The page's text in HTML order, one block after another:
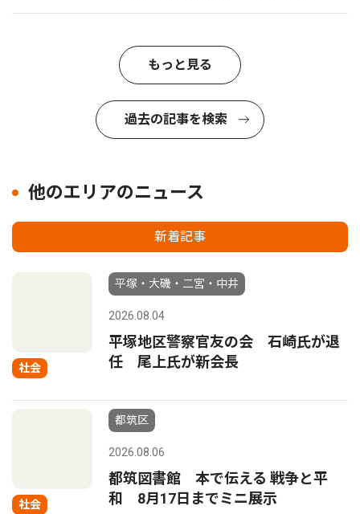
もっと見る
過去の記事を検索
他のエリアのニュース
新着記事
社会
平塚・大磯・二宮・中井
2026.08.04
平塚地区警察官友の会 石崎氏が退
任 尾上氏が新会長
社会
都筑区
2026.08.06
都筑図書館 本で伝える 戦争と平
和 8月17日までミニ展示